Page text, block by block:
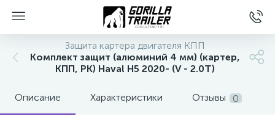
Защита картера двигателя КПП
Комплект защит (алюминий 4 мм) (картер,
КПП, РК) Haval H5 2020- (V - 2.0T)
Описание Характеристики Отзывы 0